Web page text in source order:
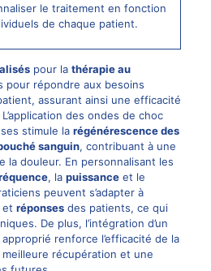
le traitement en fonction
de chaque patient.
pour la thérapie au
pour répondre aux besoins
assurant ainsi une efficacité
des ondes de choc
stimule la régénérescence des
sanguin, contribuant à une
la douleur. En personnalisant les
, la puissanceet le
peuvent s’adapter à
réponsesdes patients, ce qui
De plus, l’intégration d’un
renforce l’efficacité de la
récupération et une